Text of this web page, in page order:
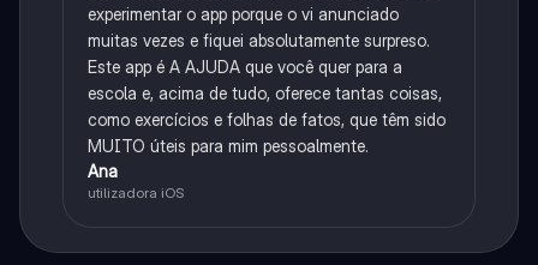
experimentar o app porque o vi anunciado
muitas vezes e fiquei absolutamente surpreso.
Este app é A AJUDA que você quer para a
escola e, acima de tudo, oferece tantas coisas,
como exercícios e folhas de fatos, que têm sido
MUITO úteis para mim pessoalmente.
Ana
utilizadora iOS